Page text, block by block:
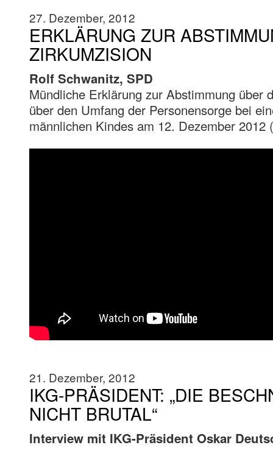
27. Dezember, 2012
ERKLÄRUNG ZUR
ZIRKUMZISION
Rolf Schwanitz, SPD
Mündliche Erklärung zur Abstimmung über
über den Umfang der Personensorge bei
männlichen Kindes am 12. Dezember 2012
21. Dezember, 2012
IKG-PRÄSIDENT: „DIE
NICHT BRUTAL“
Interview mit IKG-Präsident Oskar